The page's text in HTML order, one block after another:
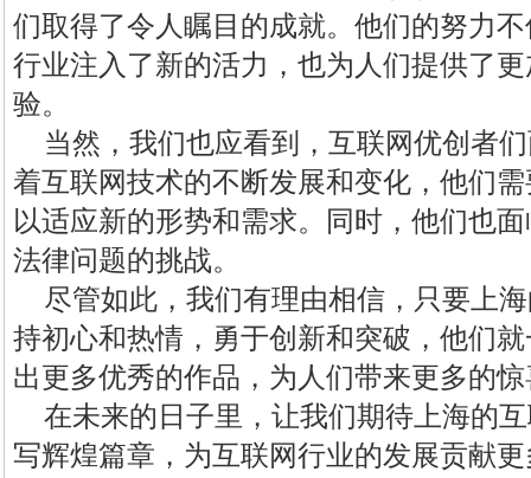
们取得了令人瞩目的成就。他们的努力
行业注入了新的活力，也为人们提供了
验。
当然，我们也应看到，互联网优创者
着互联网技术的不断发展和变化，他们
以适应新的形势和需求。同时，他们也
法律问题的挑战。
尽管如此，我们有理由相信，只要上
持初心和热情，勇于创新和突破，他们
出更多优秀的作品，为人们带来更多的
在未来的日子里，让我们期待上海的
写辉煌篇章，为互联网行业的发展贡献